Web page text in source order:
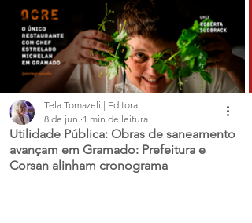
Utilidade Pública: Obras de saneamento
avançam em Gramado: Prefeitura e
Corsan alinham cronograma
Tela Tomazeli | Editora
8 de jun. 1 min de leitura